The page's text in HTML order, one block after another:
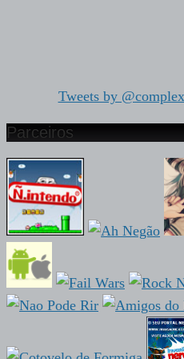
Tweets by
Parceiros